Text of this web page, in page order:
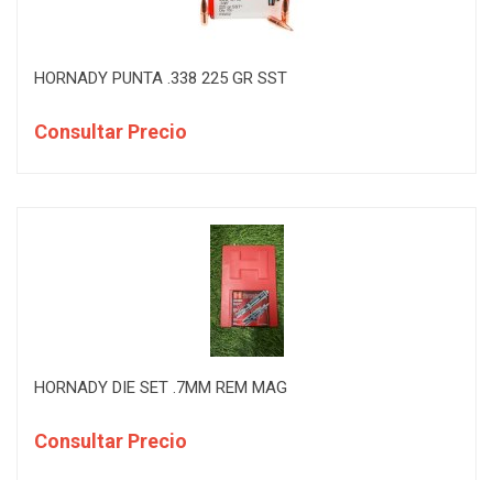
HORNADY PUNTA .338 225 GR SST
Consultar Precio
HORNADY DIE SET .7MM REM MAG
Consultar Precio